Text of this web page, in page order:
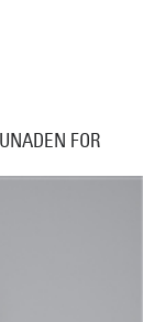
FOR